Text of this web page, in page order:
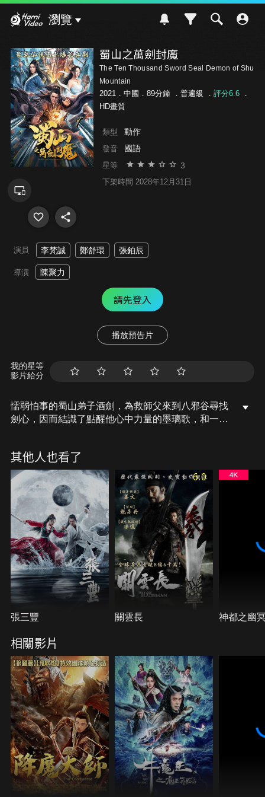
瀏覽
蜀山之萬劍封魔
The Ten Thousand Sword Seal Demon of Shu
Mountain
2021．中國．89分鐘 ． 普遍級 ． 評分6.6．
HD畫質
類型 動作
發音 國語
星等 3
下架時間 2028年12月31日
演員 李梵誠 鄭舒環 張鉑辰
導演 陳聚力
請先登入
播放預告片
我的星等
影片給分
懦弱怕事的蜀山弟子酒劍，為救師父來到八邪谷尋找
劍心，因而結識了點醒他心中力量的墨璃歌，和一群
打敗邪惡反派炎重天呢？
其他人也看了
張三豐
6.0
關雲長 神都之幽
相關影片